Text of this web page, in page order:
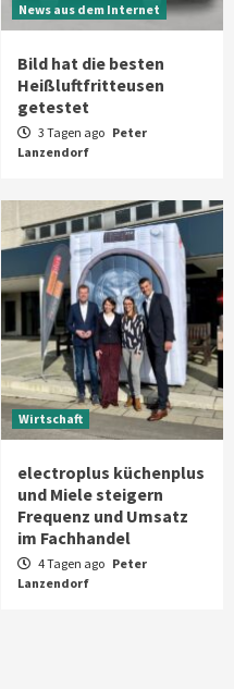
News aus dem Internet
Bild hat die besten
Heißluftfritteusen
getestet
3 Tagen ago Peter
Lanzendorf
Wirtschaft
electroplus küchenplus
und Miele steigern
Frequenz und Umsatz
im Fachhandel
4 Tagen ago Peter
Lanzendorf